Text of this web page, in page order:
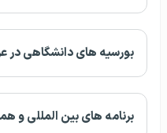
بورسیه‌ های دانشگاهی در
برنامه‌ های بین‌ المللی و